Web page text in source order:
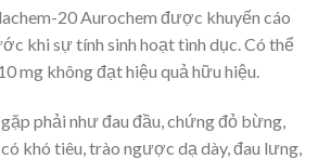
20 Aurochem được khuyến cáo
khi sự tính sinh hoạt tình dục. Có thể
mg không đạt hiệu quả hữu hiệu.
phải như đau đầu, chứng đỏ bừng,
khó tiêu, trào ngược dạ dày, đau lưng,